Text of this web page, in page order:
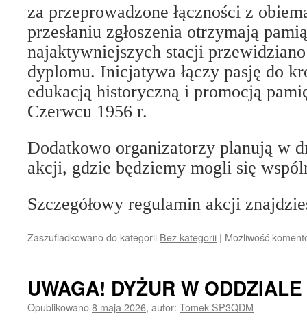
za przeprowadzone łączności z
przesłaniu zgłoszenia otrzymają
najaktywniejszych stacji
dyplomu. Inicjatywa łączy pasję do
edukacją historyczną i promocją
Czerwcu 1956 r.
Dodatkowo organizatorzy planują w
akcji, gdzie będziemy mogli się
Szczegółowy regulamin akcji
Zaszufladkowano do kategorii Bez kategorii | Możliwość
UWAGA! DYŻUR W
Opublikowano8 maja 2026, autor: Tomek SP3QDM